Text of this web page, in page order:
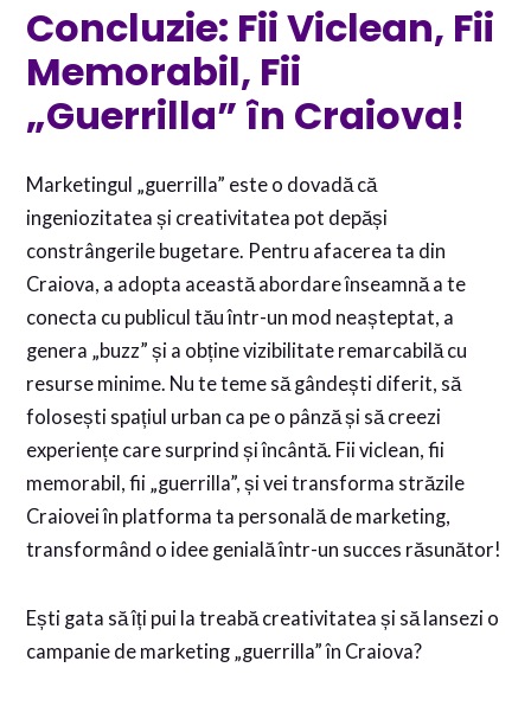
Concluzie: Fii Viclean, Fii
Memorabil, Fii
„Guerrilla” în Craiova!
Marketingul „guerrilla” este o dovadă că
ingeniozitatea și creativitatea pot depăși
constrângerile bugetare. Pentru afacerea ta din
Craiova, a adopta această abordare înseamnă a te
conecta cu publicul tău într-un mod neașteptat, a
genera „buzz” și a obține vizibilitate remarcabilă cu
resurse minime. Nu te teme să gândești diferit, să
folosești spațiul urban ca pe o pânză și să creezi
experiențe care surprind și încântă. Fii viclean, fii
memorabil, fii „guerrilla”, și vei transforma străzile
Craiovei în platforma ta personală de marketing,
transformând o idee genială într-un succes răsunător!
Ești gata să îți pui la treabă creativitatea și să lansezi o
campanie de marketing „guerrilla” în Craiova?